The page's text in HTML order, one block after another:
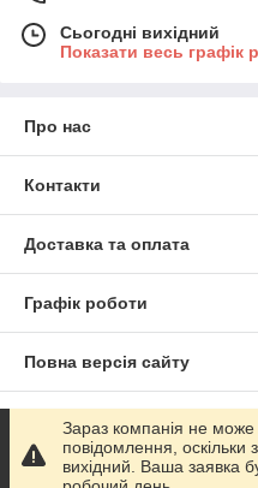
Сьогодні вихідний
Показати весь графік
Про нас
Контакти
Доставка та оплата
Графік роботи
Повна версія сайту
Сайт створено на
Політика конфіденційності
Зараз компанія не
повідомлення, оскільки
вихідний. Ваша заявка